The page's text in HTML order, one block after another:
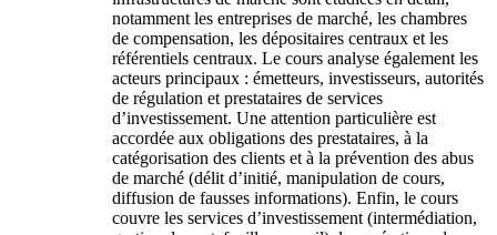
notamment les entreprises de marché, les chambres
de compensation, les dépositaires centraux et les
référentiels centraux. Le cours analyse également les
acteurs principaux : émetteurs, investisseurs, autorités
de régulation et prestataires de services
d’investissement. Une attention particulière est
accordée aux obligations des prestataires, à la
catégorisation des clients et à la prévention des abus
de marché (délit d’initié, manipulation de cours,
diffusion de fausses informations). Enfin, le cours
couvre les services d’investissement (intermédiation,